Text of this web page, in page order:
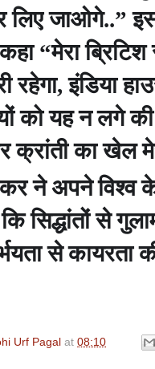
लिए जाओगे..”
“मेरा
रहेगा,इंडिया
को यह न लगे
क्रांती का खेल
ने अपने विश्व
सिद्धांतों से
से कायरता
Urf Pagal at 08:10